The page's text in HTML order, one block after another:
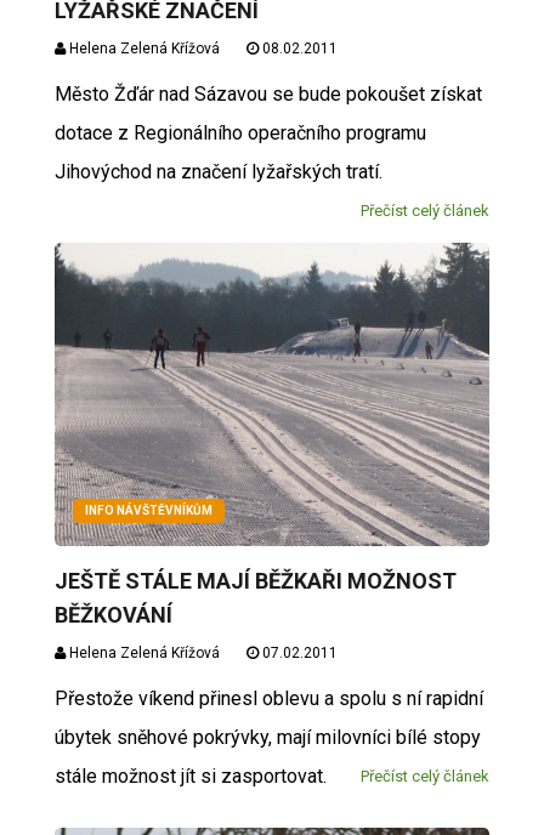
LYŽAŘSKÉ ZNAČENÍ
Helena Zelená Křížová 08.02.2011
Město Žďár nad Sázavou se bude pokoušet získat
dotace z Regionálního operačního programu
Jihovýchod na značení lyžařských tratí.
Přečíst celý článek
INFO NÁVŠTĚVNÍKŮM
JEŠTĚ STÁLE MAJÍ BĚŽKAŘI MOŽNOST
BĚŽKOVÁNÍ
Helena Zelená Křížová 07.02.2011
Přestože víkend přinesl oblevu a spolu s ní rapidní
úbytek sněhové pokrývky, mají milovníci bílé stopy
stále možnost jít si zasportovat.
Přečíst celý článek